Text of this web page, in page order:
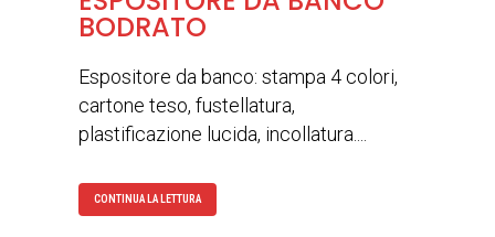
BODRATO
Espositore da banco: stampa 4 colori,
cartone teso, fustellatura,
plastificazione lucida, incollatura....
CONTINUA LA LETTURA